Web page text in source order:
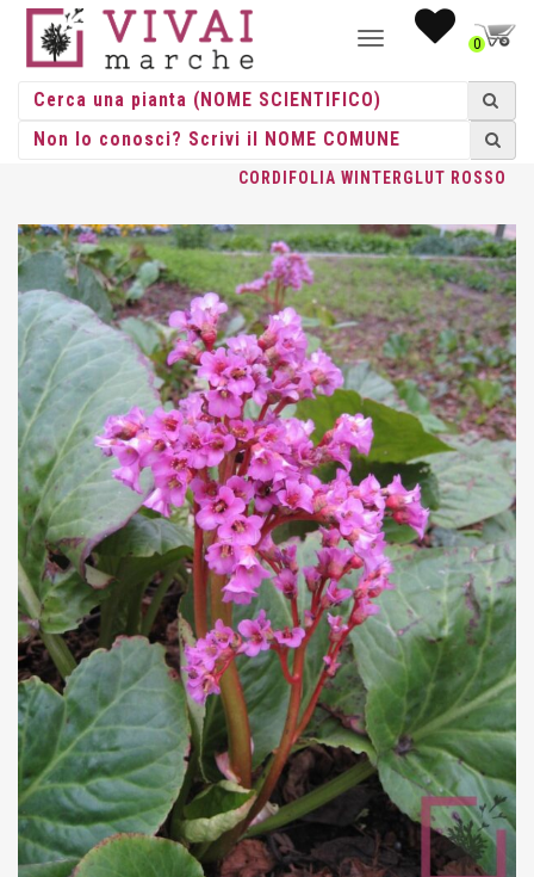
NAVIGAZIONE0
HOME /ERBACEE/ERBACEE PERENNI /BERGENIA / BERGENIA
CORDIFOLIA WINTERGLUT ROSSO